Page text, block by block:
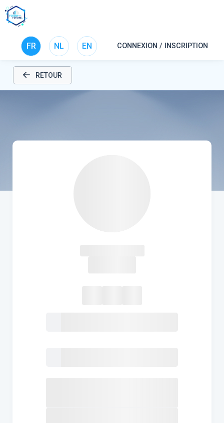
FR NL EN CONNEXION / INSCRIPTION
RETOUR